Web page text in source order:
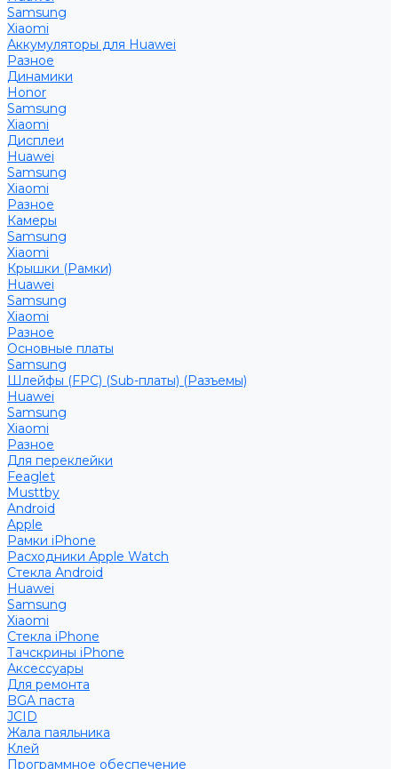
Samsung
Xiaomi
Аккумуляторы для Huawei
Разное
Динамики
Honor
Samsung
Xiaomi
Дисплеи
Huawei
Samsung
Xiaomi
Разное
Камеры
Samsung
Xiaomi
Крышки (Рамки)
Huawei
Samsung
Xiaomi
Разное
Основные платы
Samsung
Шлейфы (FPC) (Sub-платы) (Разъемы)
Huawei
Samsung
Xiaomi
Разное
Для переклейки
Feaglet
Musttby
Android
Apple
Рамки iPhone
Расходники Apple Watch
Стекла Android
Huawei
Samsung
Xiaomi
Стекла iPhone
Тачскрины iPhone
Аксессуары
Для ремонта
BGA паста
JCID
Жала паяльника
Клей
Программное обеспечение